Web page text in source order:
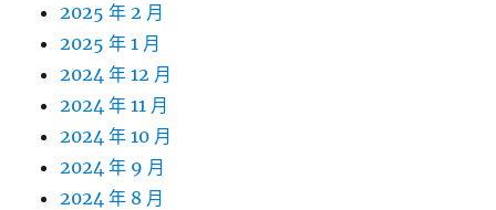
2025 年 2 月
2025 年 1 月
2024 年 12 月
2024 年 11 月
2024 年 10 月
2024 年 9 月
2024 年 8 月